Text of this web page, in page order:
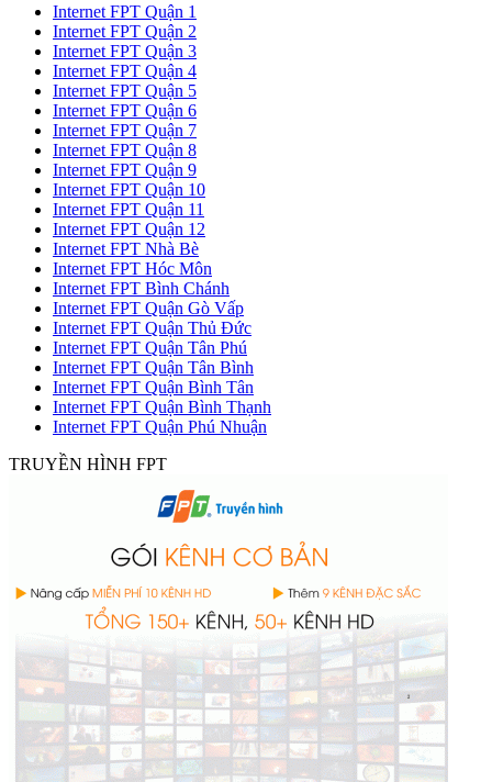
Internet FPT Quận 1
Internet FPT Quận 2
Internet FPT Quận 3
Internet FPT Quận 4
Internet FPT Quận 5
Internet FPT Quận 6
Internet FPT Quận 7
Internet FPT Quận 8
Internet FPT Quận 9
Internet FPT Quận 10
Internet FPT Quận 11
Internet FPT Quận 12
Internet FPT Nhà Bè
Internet FPT Hóc Môn
Internet FPT Bình Chánh
Internet FPT Quận Gò Vấp
Internet FPT Quận Thủ Đức
Internet FPT Quận Tân Phú
Internet FPT Quận Tân Bình
Internet FPT Quận Bình Tân
Internet FPT Quận Bình Thạnh
Internet FPT Quận Phú Nhuận
TRUYỀN HÌNH FPT